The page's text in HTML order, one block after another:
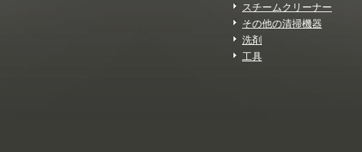
スチームクリーナー
その他の清掃機器
洗剤
工具